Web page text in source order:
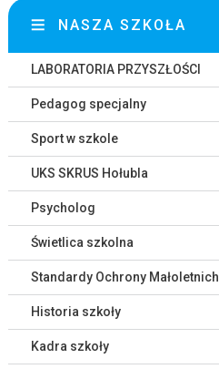
NASZA SZKOŁA
LABORATORIA PRZYSZŁOŚCI
Pedagog specjalny
Sport w szkole
UKS SKRUS Hołubla
Psycholog
Świetlica szkolna
Standardy Ochrony Małoletnich
Historia szkoły
Kadra szkoły